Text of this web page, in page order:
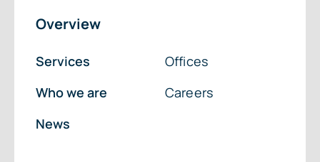
Overview
Services
Who we are
News
Offices
Careers